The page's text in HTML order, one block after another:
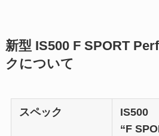
新型 IS500 F SPORT
クについて
スペック
IS500
“F